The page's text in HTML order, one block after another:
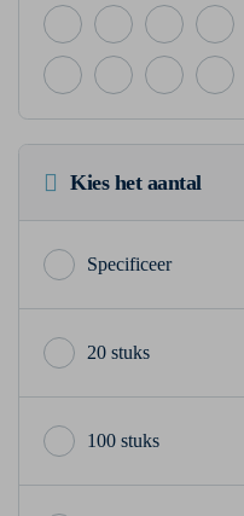
Kies het aantal
20 stuks
100 stuks